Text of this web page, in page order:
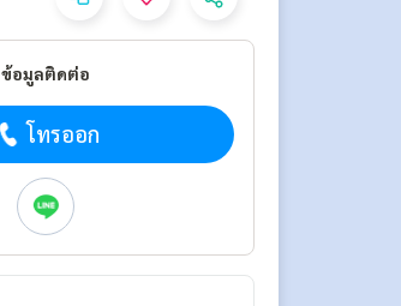
ข้อมูลติดต่อ
โทรออก